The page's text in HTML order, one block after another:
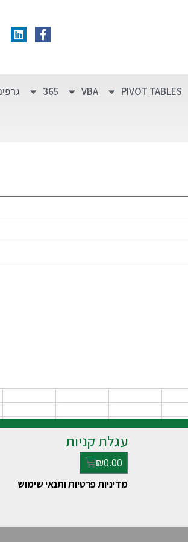
PIVOT TABLES
VBA
365
עגלת קניות
₪0.00
מדיניות פרטיות ותנאי שימוש